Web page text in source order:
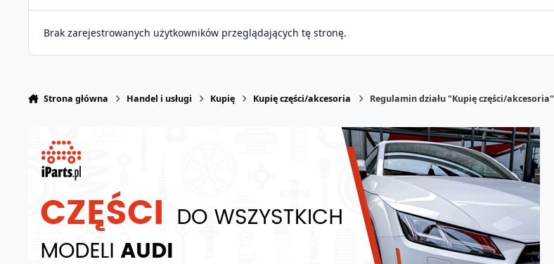
Brak zarejestrowanych użytkowników przeglądających tę stronę.
Strona główna Handel i usługi Kupię Kupię części/akcesoria Regulamin działu "Kupię części/akcesoria"